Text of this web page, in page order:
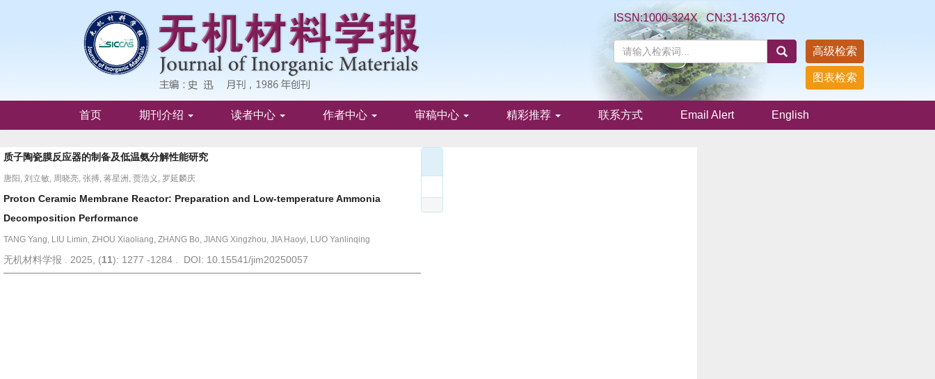
ISSN:1000-324X CN:31-1363/TQ
高级检索
图表检索
首页 期刊介绍 读者中心 作者中心 审稿中心 精彩推荐 联系方式 Email Alert English
质子陶瓷膜反应器的制备及低温氨分解性能研究
唐阳, 刘立敏, 周晓亮, 张搏, 蒋星洲, 贾浩义, 罗延麟庆
Proton Ceramic Membrane Reactor: Preparation and Low-temperature Ammonia
Decomposition Performance
TANG Yang, LIU Limin, ZHOU Xiaoliang, ZHANG Bo, JIANG Xingzhou, JIA Haoyi, LUO Yanlinqing
无机材料学报 . 2025, (11): 1277 -1284 . DOI: 10.15541/jim20250057